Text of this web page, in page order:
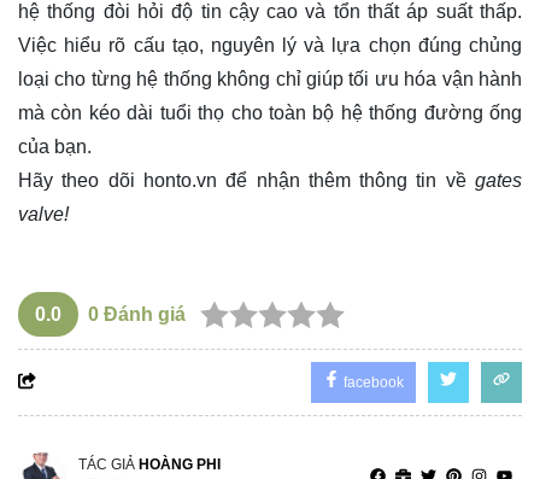
hệ thống đòi hỏi độ tin cậy cao và tổn thất áp suất thấp.
Việc hiểu rõ cấu tạo, nguyên lý và lựa chọn đúng chủng
loại cho từng hệ thống không chỉ giúp tối ưu hóa vận hành
mà còn kéo dài tuổi thọ cho toàn bộ hệ thống đường ống
của bạn.
Hãy theo dõi honto.vn để nhận thêm thông tin vềgates
valve!
0.0 0 Đánh giá
facebook
TÁC GIẢ HOÀNG PHI